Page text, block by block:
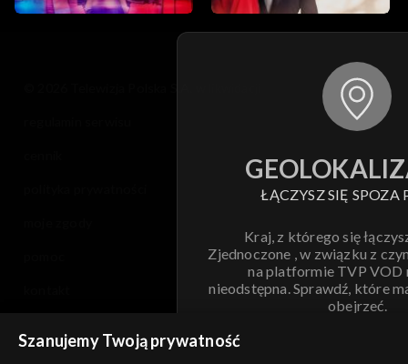
ŁĄCZYSZ SIĘ SPOZA
Kraj, z którego się
Zjednoczone , w związku z
na platformie TVP VOD
nieodstępna. Sprawdź, które
obejrzeć.
Szanujemy Twoją prywatność